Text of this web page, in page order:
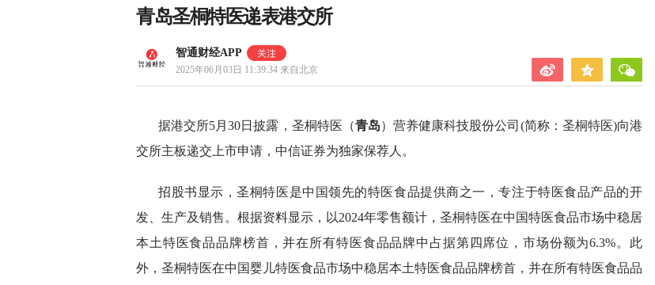
青岛圣桐特医递表港交所
智通财经APP
2025年06月03日 11:39:34 来自北京
据港交所5月30日披露，圣桐特医（青岛）营养健康科技股份公司(简称：圣桐特医)向港
交所主板递交上市申请，中信证券为独家保荐人。
招股书显示，圣桐特医是中国领先的特医食品提供商之一，专注于特医食品产品的开
发、生产及销售。根据资料显示，以2024年零售额计，圣桐特医在中国特医食品市场中稳居
本土特医食品品牌榜首，并在所有特医食品品牌中占据第四席位，市场份额为6.3%。此
外，圣桐特医在中国婴儿特医食品市场中稳居本土特医食品品牌榜首，并在所有特医食品品